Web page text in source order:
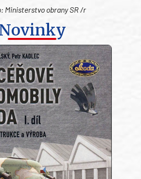
Ministerstvo obrany SR /r